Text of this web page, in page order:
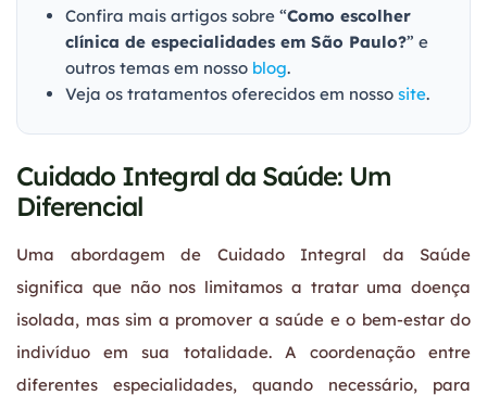
Confira mais artigos sobre “Como escolher
clínica de especialidades em São Paulo?” e
outros temas em nosso blog.
Veja os tratamentos oferecidos em nosso site.
Cuidado Integral da Saúde: Um
Diferencial
Uma abordagem de Cuidado Integral da Saúde
significa que não nos limitamos a tratar uma doença
isolada, mas sim a promover a saúde e o bem-estar do
indivíduo em sua totalidade. A coordenação entre
diferentes especialidades, quando necessário, para